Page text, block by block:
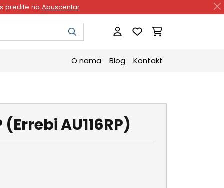
pređite na Abuscentar
O nama Blog Kontakt
AU116RP)